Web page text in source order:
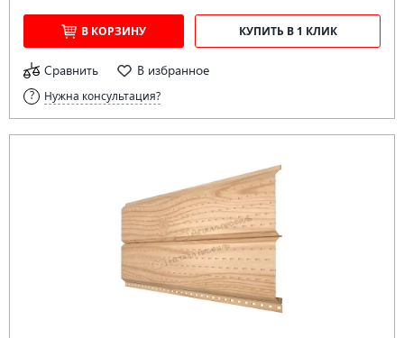
В КОРЗИНУ КУПИТЬ В 1 КЛИК
Сравнить В избранное
Нужна консультация?